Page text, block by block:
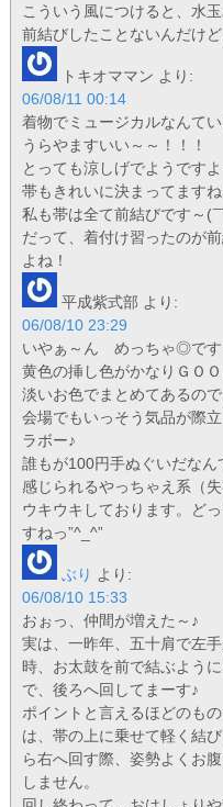
こういう風につけると、水
前結びしたことないんだけ
トキオママン より:
06/08/11 00:14
着物でミュージカルなんてい
うらやますいい～～！！！
とっても涼しげでようです
帯もきれいに決まってます
私も帯は全て前結びです～(
だって、着付け習ったのが
よね！
平成紫式部 より:
06/08/10 23:29
いやぁ～ん めっちゃ◎です
黄色の挿し色がかなりＧＯ
淡いお色でまとめてあるの
会場でもいっそう気品が際
ラボー♪
誰もが100円手ぬぐいだな
感じられるやっちゃえ系（
ウキウキしております。ど
すねっ”^_^”
ぶり より:
06/08/10 15:33
おぉっ、仲間が増えた～♪
実は、一昨年、五十肩で左
時、お太鼓を前で結ぶよう
で、後ろへ回してまーす♪
ポイントと言えるほどのも
は、帯の上に乗せて軽く結
ら右へ回す際、姿勢よくお
しません。